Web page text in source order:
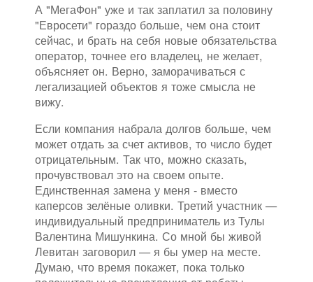
А "МегаФон" уже и так заплатил за половину
"Евросети" гораздо больше, чем она стоит
сейчас, и брать на себя новые обязательства
оператор, точнее его владелец, не желает,
объясняет он. Верно, заморачиваться с
легализацией объектов я тоже смысла не
вижу.
Если компания набрала долгов больше, чем
может отдать за счет активов, то число будет
отрицательным. Так что, можно сказать,
прочувствовал это на своем опыте.
Единственная замена у меня - вместо
каперсов зелёные оливки. Третий участник —
индивидуальный предприниматель из Тулы
Валентина Мишункина. Со мной бы живой
Левитан заговорил — я бы умер на месте.
Думаю, что время покажет, пока только